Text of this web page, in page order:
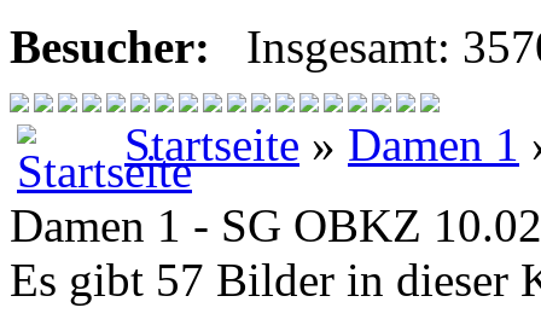
Besucher:
Insgesamt:
Startseite » Damen 1
Damen 1 - SG OBKZ
Es gibt 57 Bilder in dieser